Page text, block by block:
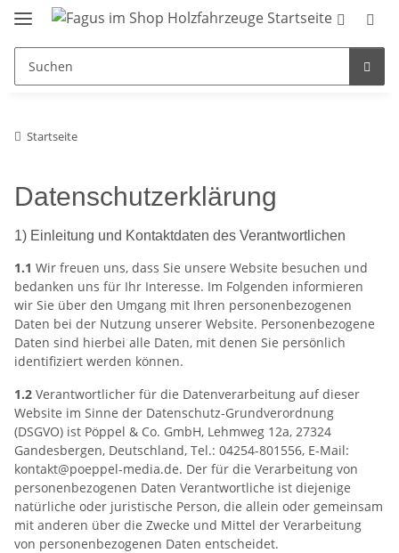
Startseite
Datenschutzerklärung
1) Einleitung und Kontaktdaten des Verantwortlichen
1.1 Wir freuen uns, dass Sie unsere Website besuchen und
bedanken uns für Ihr Interesse. Im Folgenden informieren
wir Sie über den Umgang mit Ihren personenbezogenen
Daten bei der Nutzung unserer Website. Personenbezogene
Daten sind hierbei alle Daten, mit denen Sie persönlich
identifiziert werden können.
1.2 Verantwortlicher für die Datenverarbeitung auf dieser
Website im Sinne der Datenschutz-Grundverordnung
(DSGVO) ist Pöppel & Co. GmbH, Lehmweg 12a, 27324
Gandesbergen, Deutschland, Tel.: 04254-801556, E-Mail:
kontakt@poeppel-media.de. Der für die Verarbeitung von
personenbezogenen Daten Verantwortliche ist diejenige
natürliche oder juristische Person, die allein oder gemeinsam
mit anderen über die Zwecke und Mittel der Verarbeitung
von personenbezogenen Daten entscheidet.